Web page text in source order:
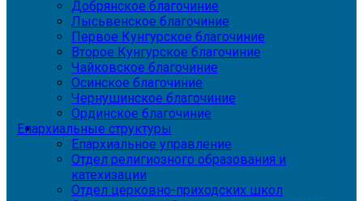
Добрянское благочиние
Лысьвенское благочиние
Первое Кунгурское благочиние
Второе Кунгурское благочиние
Чайковское благочиние
Осинское благочиние
Чернушинское благочиние
Ординское благочиние
Епархиальные структуры
Епархиальное управление
Отдел религиозного образования и
катехизации
Отдел церковно-приходских школ